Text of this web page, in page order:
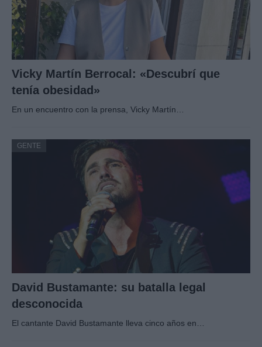
Vicky Martín Berrocal: «Descubrí que
tenía obesidad»
En un encuentro con la prensa, Vicky Martín…
GENTE
David Bustamante: su batalla legal
desconocida
El cantante David Bustamante lleva cinco años en…